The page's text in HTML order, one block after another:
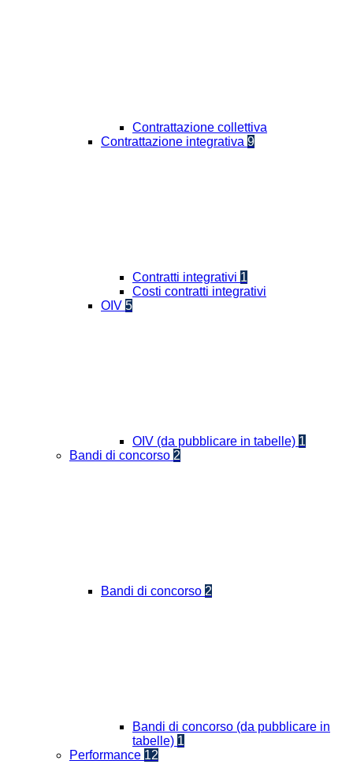
Contrattazione collettiva
Contrattazione integrativa 9
Contratti integrativi 1
Costi contratti integrativi
OIV 5
OIV (da pubblicare in tabelle) 1
Bandi di concorso 2
Bandi di concorso 2
Bandi di concorso (da pubblicare in
tabelle) 1
Performance 12